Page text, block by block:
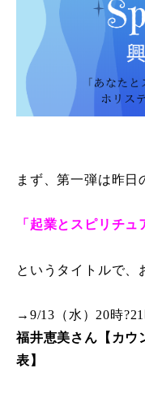
まず、第一弾は昨日
「起業とスピリチュ
というタイトルで、
→9/13（水）20時
福井恵美さん【カ
表】